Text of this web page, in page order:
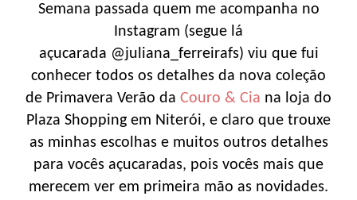
Semana passada quem me acompanha no
Instagram (segue lá
açucarada @juliana_ferreirafs) viu que fui
conhecer todos os detalhes da nova coleção
de Primavera Verão da Couro & Cia na loja do
Plaza Shopping em Niterói, e claro que trouxe
as minhas escolhas e muitos outros detalhes
para vocês açucaradas, pois vocês mais que
merecem ver em primeira mão as novidades.